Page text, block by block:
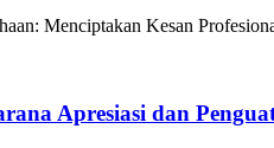
Menciptakan Kesan
Apresiasi dan